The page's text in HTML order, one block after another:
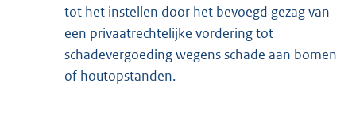
tot het instellen door het bevoegd gezag van
een privaatrechtelijke vordering tot
schadevergoeding wegens schade aan bomen
of houtopstanden.